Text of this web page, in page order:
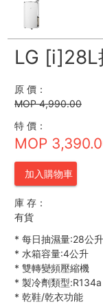
LG [i]28L
原 價：
MOP 4,990.00
特 價：
MOP
加入購物車
庫 存：
有貨
* 每日抽濕量:28公升
* 水箱容量:4公升
* 雙轉變頻壓縮機
* 製冷劑類型:R134a
* 乾鞋/乾衣功能